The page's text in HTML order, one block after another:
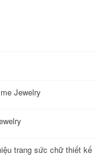
Jewelry
trang sức chữ thiết kế